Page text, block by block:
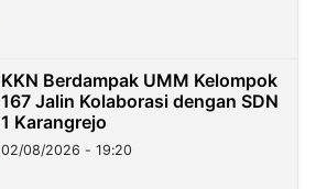
KKN Berdampak UMM Kelompok
167 Jalin Kolaborasi dengan SDN
1 Karangrejo
02/08/2026 - 19:20